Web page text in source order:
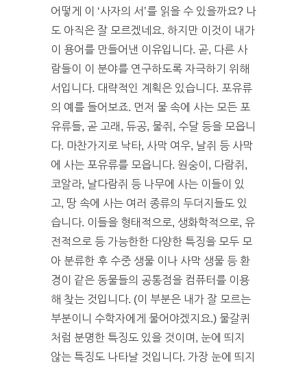
어떻게 이 ‘사자의 서’를 읽을 수 있을까요? 나
도 아직은 잘 모르겠네요. 하지만 이것이 내가
이 용어를 만들어낸 이유입니다. 곧, 다른 사
람들이 이 분야를 연구하도록 자극하기 위해
서입니다. 대략적인 계획은 있습니다. 포유류
의 예를 들어보죠. 먼저 물 속에 사는 모든 포
유류들, 곧 고래, 듀공, 물쥐, 수달 등을 모읍니
다. 마찬가지로 낙타, 사막 여우, 날쥐 등 사막
에 사는 포유류를 모읍니다. 원숭이, 다람쥐,
코알라, 날다람쥐 등 나무에 사는 이들이 있
고, 땅 속에 사는 여러 종류의 두더지들도 있
습니다. 이들을 형태적으로, 생화학적으로, 유
전적으로 등 가능한한 다양한 특징을 모두 모
아 분류한 후 수중 생물 이나 사막 생물 등 환
경이 같은 동물들의 공통점을 컴퓨터를 이용
해 찾는 것입니다. (이 부분은 내가 잘 모르는
부분이니 수학자에게 물어야겠지요.) 물갈퀴
처럼 분명한 특징도 있을 것이며, 눈에 띄지
않는 특징도 나타날 것입니다. 가장 눈에 띄지